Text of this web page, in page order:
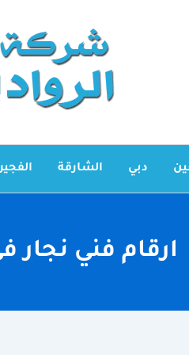
دبي الشارقة
ارقام فني